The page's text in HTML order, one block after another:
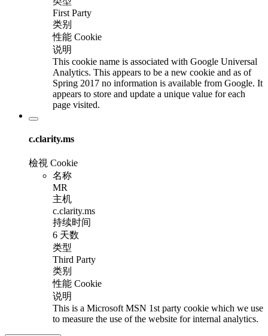
First Party
类别
性能 Cookie
说明
This cookie name is associated with Google Universal
Analytics. This appears to be a new cookie and as of
Spring 2017 no information is available from Google. It
appears to store and update a unique value for each
page visited.
c.clarity.ms
檢視 Cookie
名称
MR
主机
c.clarity.ms
持续时间
6 天数
类型
Third Party
类别
性能 Cookie
说明
This is a Microsoft MSN 1st party cookie which we use
to measure the use of the website for internal analytics.